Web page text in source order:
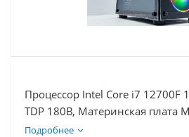
Процессор Intel Core i7 12700F
TDP 180В, Материнская плата
WIFI D5, Видеокарта RTX 3050
Подробнее